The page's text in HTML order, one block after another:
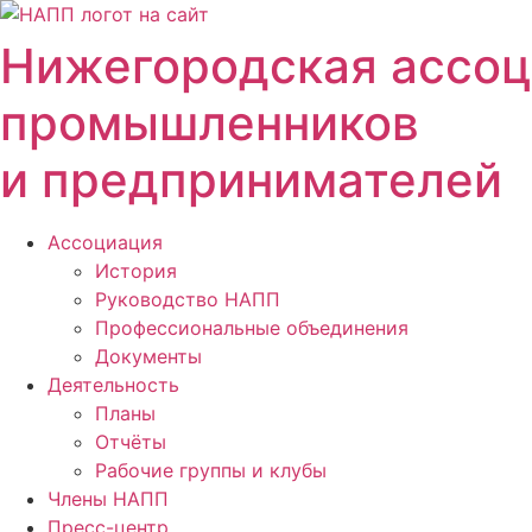
Перейти
содержимому
Нижегородская
промышленников
и предпринимателей
Ассоциация
История
Руководство НАПП
Профессиональные объединения
Документы
Деятельность
Планы
Отчёты
Рабочие группы и клубы
Члены НАПП
Пресс-центр